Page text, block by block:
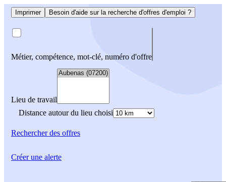
Imprimer Besoin d'aide sur la recherche d'offres d'emploi ?
Métier, compétence, mot-clé, numéro d'offre
Lieu de travail
Distance autour du lieu choisi
Rechercherdes offres
Créer une alerte